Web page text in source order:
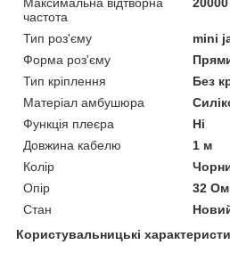
частота
Тип роз'єму
mini
Форма роз'єму
Тип кріплення
Без
Матеріал амбушюра
Функція плеєра
Ні
Довжина кабелю
1 м
Колір
Опір
32 Ом
Стан
Користувальницькі